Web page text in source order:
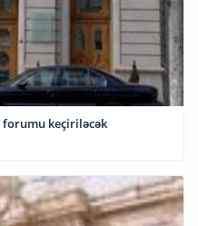
forumu keçiriləcək